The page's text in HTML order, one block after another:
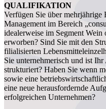
QUALIFIKATION
Verfügen Sie über
Management im Bereich
idealerweise im Segment
erworben? Sind Sie mit den
filialisierten
Sie unternehmerisch und ist
strukturiert? Haben Sie wenn
sowie eine
eine neue herausfordernde
erfolgreichen Unternehmen?